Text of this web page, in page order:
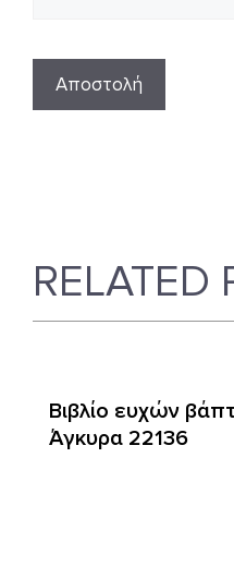
RELATED
Βιβλίο ευχών
Άγκυρα 22136